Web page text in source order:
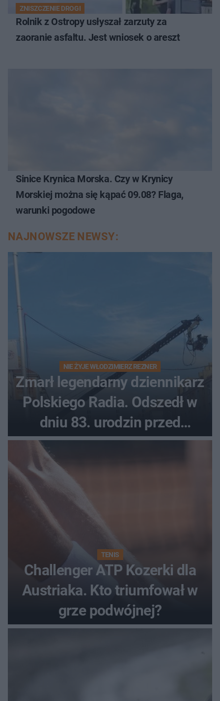
ZNISZCZENIE DROGI
Rolnik z Ostropy usłyszał zarzuty za
zaoranie asfaltu. Jest wniosek o areszt
Sinice Krynica Morska. Czy w Krynicy
Morskiej można się kąpać 09.08? Flaga,
warunki pogodowe
NAJNOWSZE NEWSY:
NIE ŻYJE WŁODZIMIERZ REZNER
Zmarł legendarny dziennikarz
Polskiego Radia. Odszedł w
dniu 83. urodzin przed
finałem Tour de Pologne
TENIS
Challenger ATP Kozerki dla
Austriaka. Kto triumfował w
grze podwójnej?